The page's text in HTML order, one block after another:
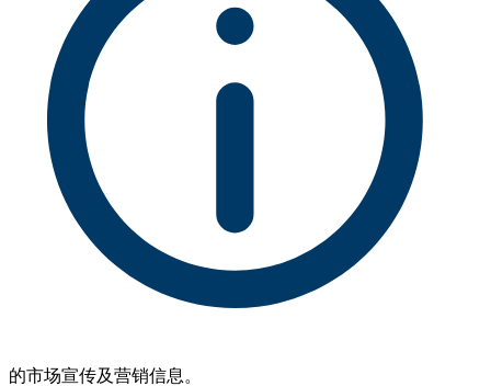
的市场宣传及营销信息。